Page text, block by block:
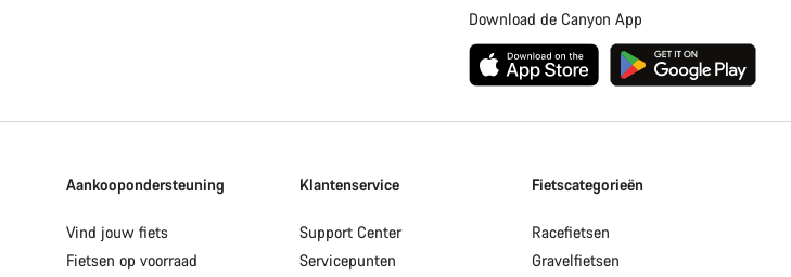
Download de Canyon App
Aankoopondersteuning
Vind jouw fiets
Fietsen op voorraad
Klantenservice
Support Center
Servicepunten
Fietscategorieën
Racefietsen
Gravelfietsen